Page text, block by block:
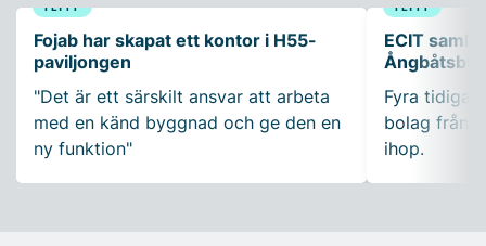
FLYTT
Fojab har skapat ett kontor i H55-
paviljongen
"Det är ett särskilt ansvar att arbeta
med en känd byggnad och ge den en
ny funktion"
FLYTT
ECIT
Fyra
bolag från
ihop.